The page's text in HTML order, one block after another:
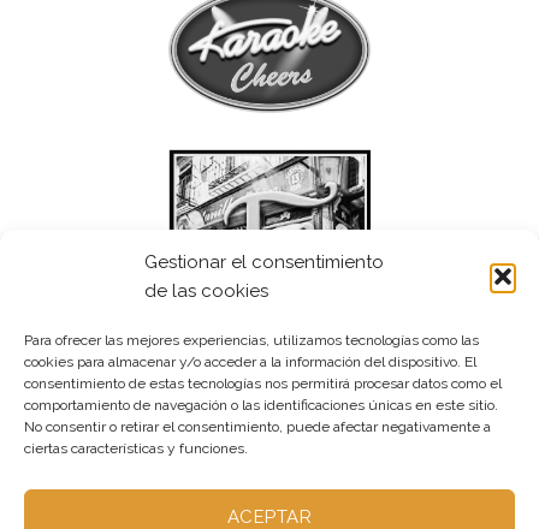
Gestionar el consentimiento
de las cookies
Para ofrecer las mejores experiencias, utilizamos tecnologías como las
cookies para almacenar y/o acceder a la información del dispositivo. El
consentimiento de estas tecnologías nos permitirá procesar datos como el
comportamiento de navegación o las identificaciones únicas en este sitio.
No consentir o retirar el consentimiento, puede afectar negativamente a
ciertas características y funciones.
ACEPTAR